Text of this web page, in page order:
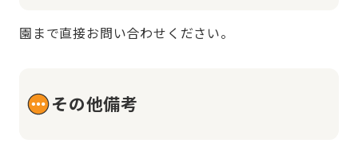
園まで直接お問い合わせください。
その他備考